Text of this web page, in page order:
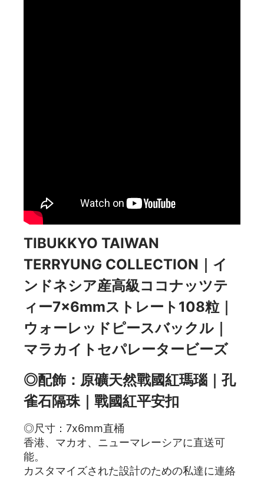
TIBUKKYO TAIWAN
TERRYUNG COLLECTION｜イ
ンドネシア産高級ココナッツテ
ィー7×6mmストレート108粒｜
ウォーレッドピースバックル｜
マラカイトセパレータービーズ
◎配飾：原礦天然戰國紅瑪瑙｜孔
雀石隔珠｜戰國紅平安扣
◎尺寸：7x6mm直桶
香港、マカオ、ニューマレーシアに直送可
能。
カスタマイズされた設計のための私達に連絡